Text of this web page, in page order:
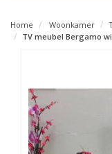
Home Woonkamer
TV meubel Bergamo